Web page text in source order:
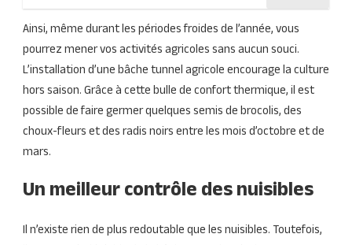
Ainsi, même durant les périodes froides de l’année, vous
pourrez mener vos activités agricoles sans aucun souci.
L’installation d’une bâche tunnel agricole encourage la culture
hors saison. Grâce à cette bulle de confort thermique, il est
possible de faire germer quelques semis de brocolis, des
choux-fleurs et des radis noirs entre les mois d’octobre et de
mars.
Un meilleur contrôle des nuisibles
Il n’existe rien de plus redoutable que les nuisibles. Toutefois,